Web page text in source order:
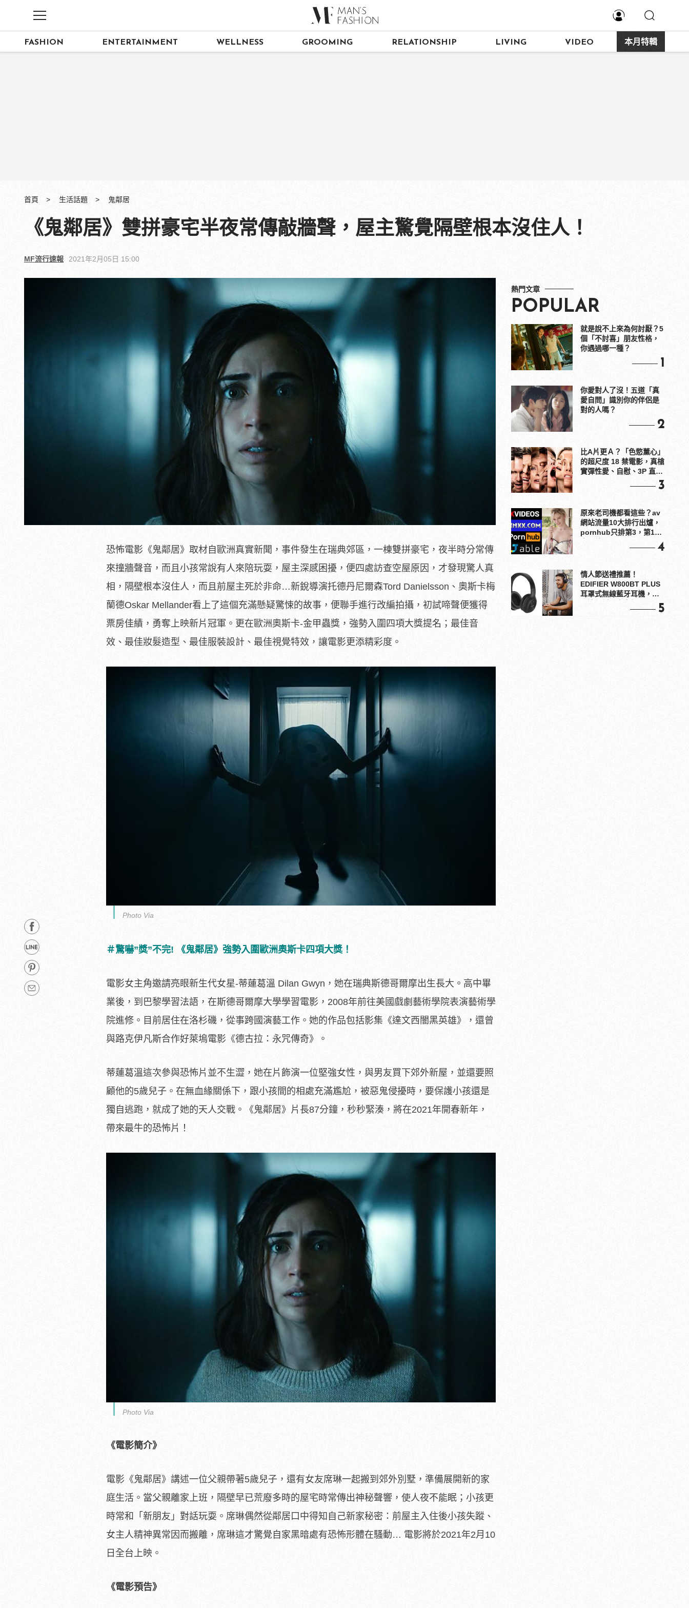
FASHION ENTERTAINMENT WELLNESS GROOMING RELATIONSHIP LIVING VIDEO 本月特輯
首頁 生活話題 鬼鄰居
《鬼鄰居》雙拼豪宅半夜常傳敲牆聲，屋主驚覺隔壁根本沒住人！
MF流行速報 2021年2月05日 15:00
恐怖電影《鬼鄰居》取材自歐洲真實新聞，事件發生在瑞典郊區，一棟雙拼豪宅，夜半時分常傳
來撞牆聲音，而且小孩常說有人來陪玩耍，屋主深感困擾，便四處訪查空屋原因，才發現驚人真
相，隔壁根本沒住人，而且前屋主死於非命…新銳導演托德丹尼爾森Tord Danielsson、奧斯卡梅
蘭德Oskar Mellander看上了這個充滿懸疑驚悚的故事，便聯手進行改編拍攝，初試啼聲便獲得
票房佳績，勇奪上映新片冠軍。更在歐洲奧斯卡-金甲蟲獎，強勢入圍四項大獎提名；最佳音
效、最佳妝髮造型、最佳服裝設計、最佳視覺特效，讓電影更添精彩度。
Photo Via
＃驚嚇”獎”不完! 《鬼鄰居》強勢入圍歐洲奧斯卡四項大獎！
電影女主角邀請亮眼新生代女星-蒂蓮葛溫 Dilan Gwyn，她在瑞典斯德哥爾摩出生長大。高中畢
業後， 到巴黎學習法語，在斯德哥爾摩大學學習電影，2008年前往美國戲劇藝術學院表演藝術學
院進修。目前居住在洛杉磯， 從事跨國演藝工作。她的作品包括影集《達文西闇黑英雄》， 還曾
與路克伊凡斯合作好萊塢電影《德古拉：永咒傳奇》。
蒂蓮葛溫這次參與恐怖片並不生澀，她在片飾演一位堅強女性， 與男友買下郊外新屋，並還要照
顧他的5歲兒子。在無血緣關係下， 跟小孩間的相處充滿尷尬，被惡鬼侵擾時， 要保護小孩還是
獨自逃跑，就成了她的天人交戰。《鬼鄰居》片長87分鐘，秒秒緊湊，將在2021年開春新年，
帶來最牛的恐怖片！
Photo Via
《電影簡介》
電影《鬼鄰居》講述一位父親帶著5歲兒子， 還有女友席琳一起搬到郊外別墅，準備展開新的家
庭生活。 當父親離家上班，隔壁早已荒廢多時的屋宅時常傳出神秘聲響， 使人夜不能眠；小孩更
時常和「新朋友」對話玩耍。 席琳偶然從鄰居口中得知自己新家秘密：前屋主入住後小孩失蹤、
女主人精神異常因而搬離， 席琳這才驚覺自家黑暗處有恐怖形體在騷動… 電影將於2021年2月10
日全台上映。
《電影預告》
熱門文章
POPULAR
就是說不上來為何討厭？5
個「不討喜」朋友性格，
你遇過哪一種？
1
你愛對人了沒！五道「真
愛自問」識別你的伴侶是
對的人嗎？
2
比A片更Ａ？「色慾薰心」
的超尺度 18 禁電影，真槍
實彈性愛、自慰、3P 直接
3
原來老司機都看這些？av
網站流量10大排行出爐，
pornhub只排第3，第1名
4
情人節送禮推薦！
EDIFIER W800BT PLUS
耳罩式無線藍牙耳機，在
5